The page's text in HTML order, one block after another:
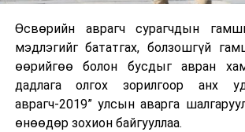
Өсвөрийн аврагч сурагчдын
мэдлэгийг бататгах, болзошгүй
өөрийгөө болон бусдыг авран
дадлага олгох зорилгоор анх
аврагч-2019” улсын аварга
өнөөдөр зохион байгууллаа.